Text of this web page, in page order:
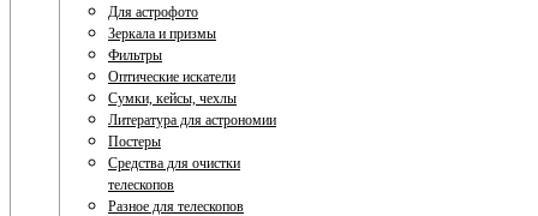
Для астрофото
Зеркала и призмы
Фильтры
Оптические искатели
Сумки, кейсы, чехлы
Литература для астрономии
Постеры
Средства для очистки
телескопов
Разное для телескопов